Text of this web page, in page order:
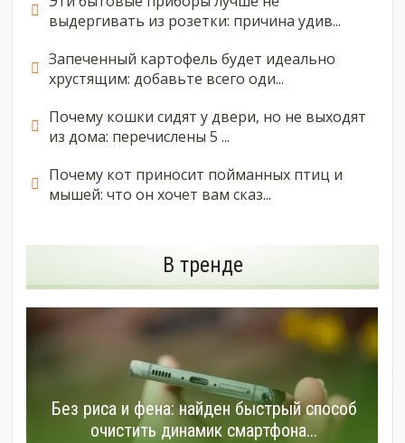
выдергивать из розетки: причина удив...
Запеченный картофель будет идеально
хрустящим: добавьте всего оди...
Почему кошки сидят у двери, но не выходят
из дома: перечислены 5 ...
Почему кот приносит пойманных птиц и
мышей: что он хочет вам сказ...
В тренде
Без риса и фена: найден быстрый способ
очистить динамик смартфона...